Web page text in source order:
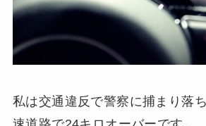
私は交通違反で警察に捕まり落